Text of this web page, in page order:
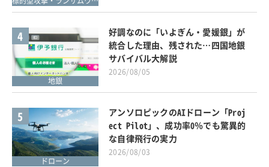
4
地銀
好調なのに「いよぎん・愛媛銀」が
統合した理由、残された…四国地銀
サバイバル大解説
2026/08/05
5
ドローン
アンソロピックのAIドローン「Proj
ect Pilot」、成功率0％でも驚異的
な自律飛行の実力
2026/08/03